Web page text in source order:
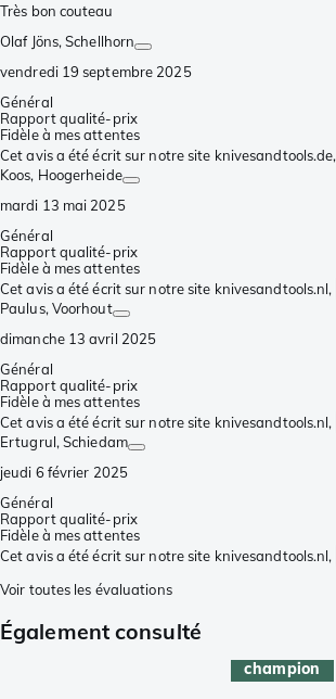
Très bon couteau
Olaf Jöns, Schellhorn
vendredi 19 septembre 2025
Général
Rapport qualité-prix
Fidèle à mes attentes
Cet avis a été écrit sur notre site knivesandtools.de,
Koos, Hoogerheide
mardi 13 mai 2025
Général
Rapport qualité-prix
Fidèle à mes attentes
Cet avis a été écrit sur notre site knivesandtools.nl,
Paulus, Voorhout
dimanche 13 avril 2025
Général
Rapport qualité-prix
Fidèle à mes attentes
Cet avis a été écrit sur notre site knivesandtools.nl,
Ertugrul, Schiedam
jeudi 6 février 2025
Général
Rapport qualité-prix
Fidèle à mes attentes
Cet avis a été écrit sur notre site knivesandtools.nl,
Voir toutes les évaluations
Également consulté
champion